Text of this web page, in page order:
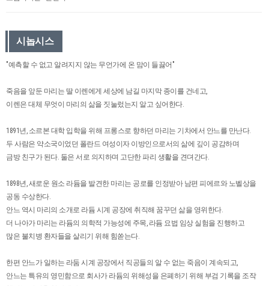
시놉시스
"예측할 수 없고 알려지지 않는 무언가에 온 맘이 들끓어"
죽음을 앞둔 마리는 딸 이렌에게 세상에 남길 마지막 종이를 건네고,
이렌은 대체 무엇이 마리의 삶을 짓눌렀는지 알고 싶어한다.
1891년, 소르본 대학 입학을 위해 프롱스로 향하던 마리는 기차에서 안느를 만난다.
두 사람은 약소국이었던 폴란드 여성이자 이방인으로서의 삶에 깊이 공감하며
금방 친구가 된다. 둘은 서로 의지하며 고단한 파리 생활을 견뎌간다.
1898년, 새로운 원소 라듐을 발견한 마리는 공로를 인정받아 남편 피에르와 노벨상을
공동 수상한다.
안느 역시 마리의 소개로 라듐 시계 공장에 취직해 꿈꾸던 삶을 영위한다.
더 나아가 마리는 라듐의 의학적 가능성에 주목, 라듐 요법 임상 실험을 진행하고
많은 불치병 환자들을 살리기 위해 힘쏟는다.
한편 안느가 일하는 라둠 시계 공장에서 직공들의 알 수 없는 죽음이 계속되고,
안느는 특유의 영민함으로 회사가 라듐의 위해성을 은폐하기 위해 부검 기록을 조작